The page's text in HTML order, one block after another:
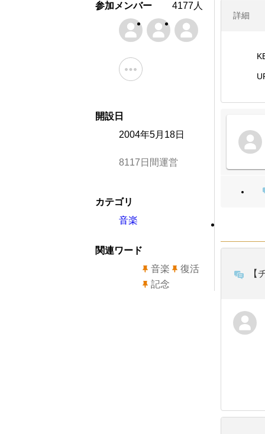
詳細
【
参加メンバー 4177人
開設日
2004年5月18日
8117日間運営
カテゴリ
音楽
関連ワード
音楽
復活
記念